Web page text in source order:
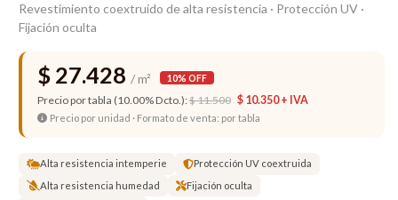
Revestimiento coextruido de alta resistencia · Protección UV ·
Fijación oculta
$ 27.428 / m² 10% OFF
Precio por tabla (10.00% Dcto.):$ 11.500 $ 10.350 + IVA
Precio por unidad · Formato de venta: por tabla
Alta resistencia intemperie
Protección UV coextruida
Alta resistencia humedad
Fijación oculta